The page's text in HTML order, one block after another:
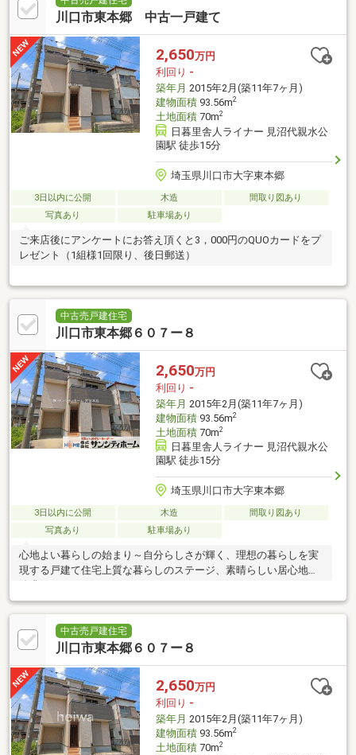
川口市東本郷 中古一戸建て
2,650万円
利回り -
築年月 2015年2月(築11年7ヶ月)
建物面積93.56m2
土地面積70m2
日暮里舎人ライナー 見沼代親水公
園駅 徒歩15分
埼玉県川口市大字東本郷
3日以内に公開 木造
間取り図あり
写真あり
駐車場あり
ご来店後にアンケートにお答え頂くと3，000円のQUOカードをプ
レゼント（1組様1回限り、後日郵送）
中古売戸建住宅
川口市東本郷６０７ー８
2,650万円
利回り -
築年月 2015年2月(築11年7ヶ月)
建物面積93.56m2
土地面積70m2
日暮里舎人ライナー 見沼代親水公
園駅 徒歩15分
埼玉県川口市大字東本郷
3日以内に公開 木造
間取り図あり
写真あり
駐車場あり
心地よい暮らしの始まり～自分らしさが輝く、理想の暮らしを実
現する戸建て住宅上質な暮らしのステージ、素晴らしい居心地を
中古売戸建住宅
川口市東本郷６０７ー８
2,650万円
利回り -
築年月 2015年2月(築11年7ヶ月)
建物面積93.56m2
土地面積70m2